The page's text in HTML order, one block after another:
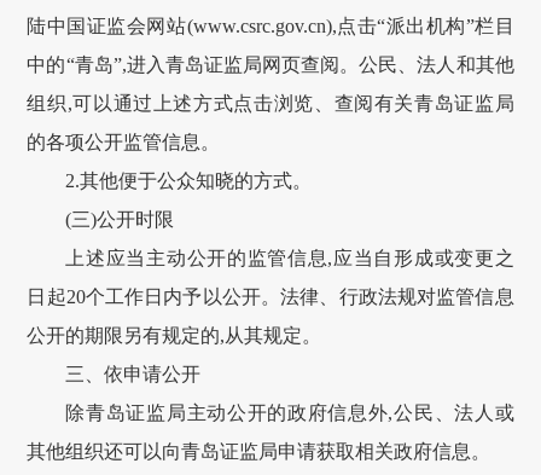
陆中国证监会网站(www.csrc.gov.cn),点击“派出机构”栏目
中的“青岛”,进入青岛证监局网页查阅。公民、法人和其他
组织,可以通过上述方式点击浏览、查阅有关青岛证监局
的各项公开监管信息。
2.其他便于公众知晓的方式。
(三)公开时限
上述应当主动公开的监管信息,应当自形成或变更之
日起20个工作日内予以公开。法律、行政法规对监管信息
公开的期限另有规定的,从其规定。
三、依申请公开
除青岛证监局主动公开的政府信息外,公民、法人或
其他组织还可以向青岛证监局申请获取相关政府信息。